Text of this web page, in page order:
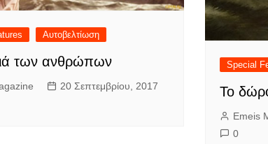
Αυτοβελτίωση
των ανθρώπων
20 Σεπτεμβρίου, 2017
Special
Το
Emeis
0